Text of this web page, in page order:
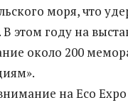
моря, что
В этом году на
около 200
на Eco